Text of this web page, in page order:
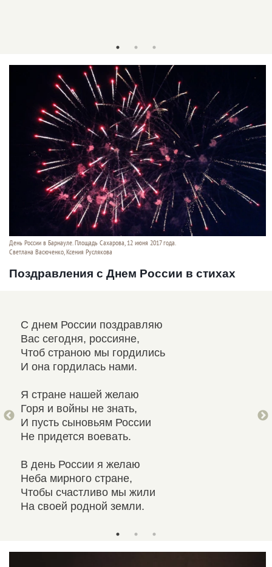
День России в Барнауле. Площадь Сахарова, 12 июня 2017 года.
Светлана Васюченко, Ксения Руслякова
Поздравления с Днем России в стихах
С днем России поздравляю
Вас сегодня, россияне,
Чтоб страною мы гордились
И она гордилась нами.
Я стране нашей желаю
Горя и войны не знать,
И пусть сыновьям России
Не придется воевать.
В день России я желаю
Неба мирного стране,
Чтобы счастливо мы жили
На своей родной земли.
В